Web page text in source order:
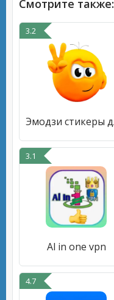
Смотрите также:
3.2
3.1
Al in one vpn
4.7